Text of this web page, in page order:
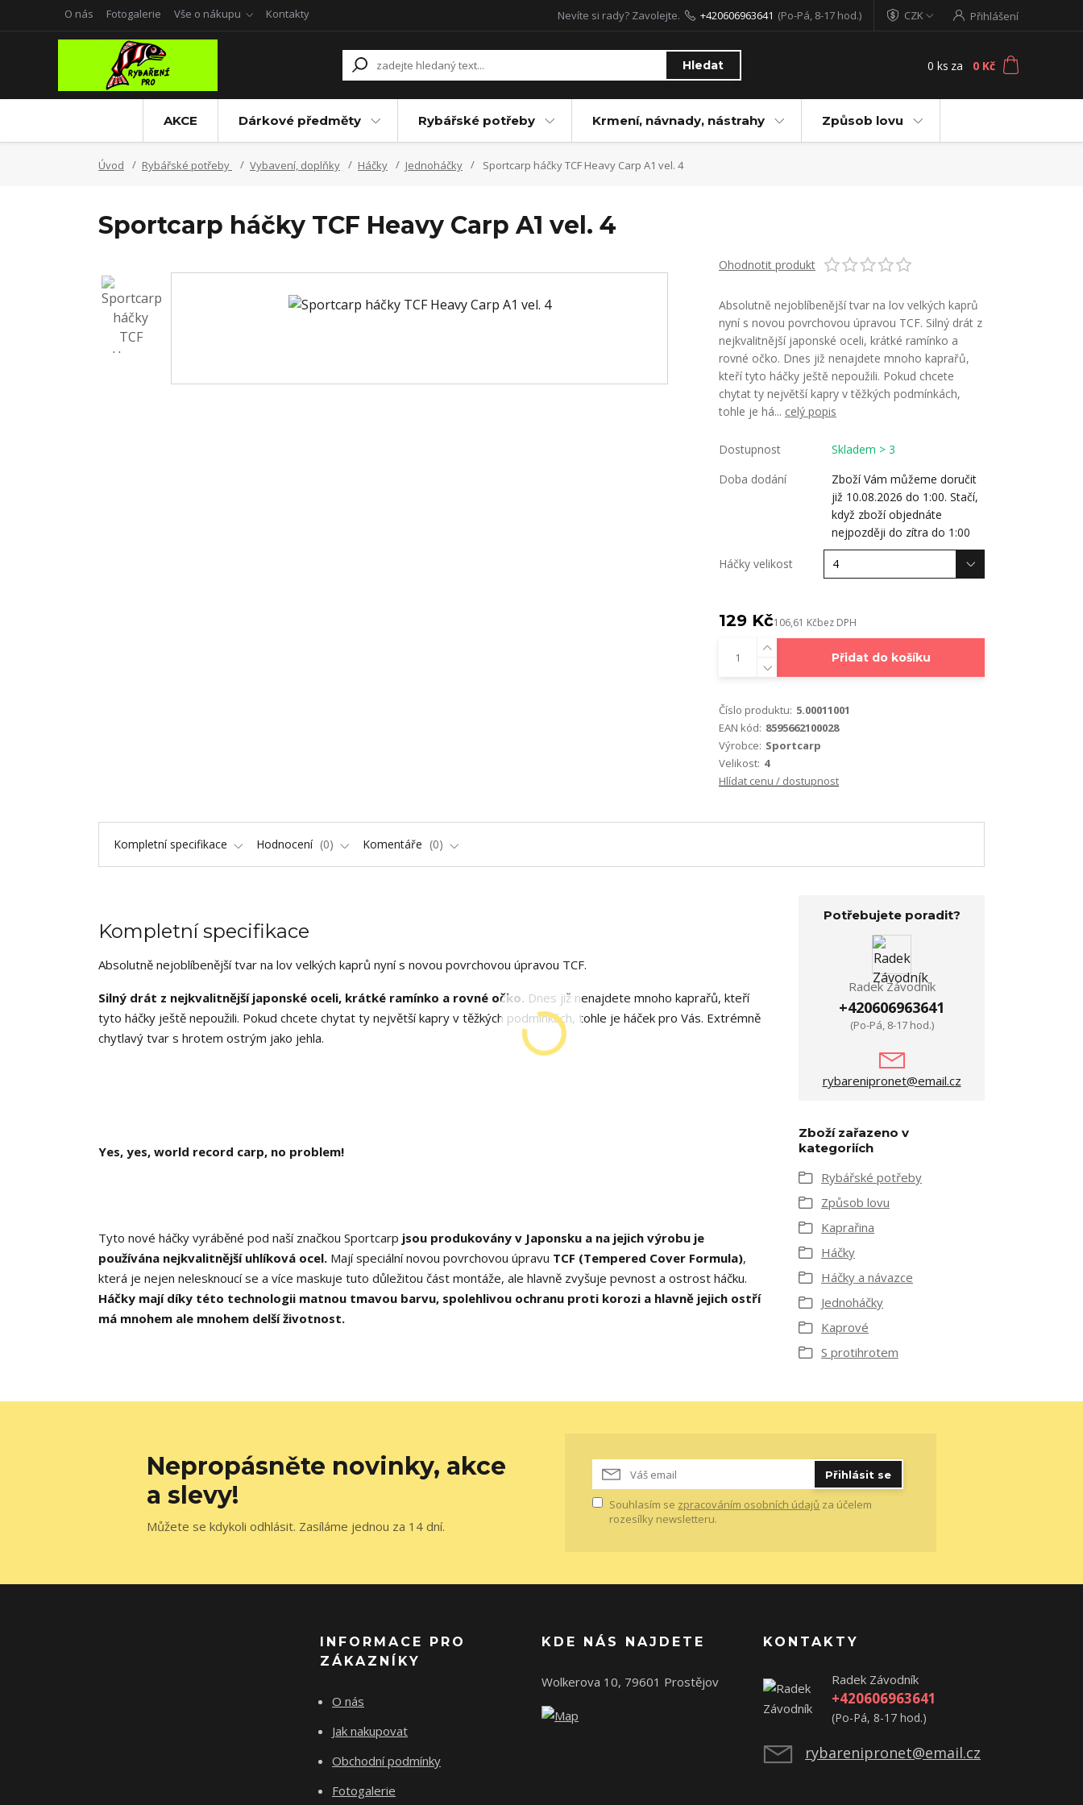
O nás Fotogalerie Vše o nákupu Kontakty CZK Přihlášení
Hledat
Nevíte si rady? Zavolejte. +420606963641 (Po-Pá, 8-17 hod.)
0 ks za 0 Kč
AKCE Dárkové předměty Rybářské potřeby Krmení, návnady, nástrahy Způsob lovu
Úvod Rybářské potřeby Vybavení, doplňky Háčky Jednoháčky Sportcarp háčky TCF Heavy Carp A1 vel. 4
Sportcarp háčky TCF Heavy Carp A1 vel. 4
Ohodnotit produkt
Absolutně nejoblíbenější tvar na lov velkých kaprů
nyní s novou povrchovou úpravou TCF. Silný drát z
nejkvalitnější japonské oceli, krátké ramínko a
rovné očko. Dnes již nenajdete mnoho kaprařů,
kteří tyto háčky ještě nepoužili. Pokud chcete
chytat ty největší kapry v těžkých podmínkách,
tohle je há... celý popis
Dostupnost
Skladem > 3
Doba dodání
Zboží Vám můžeme doručit
již 10.08.2026 do 1:00. Stačí,
když zboží objednáte
nejpozději do zítra do 1:00
Háčky velikost
129 Kč106,61 Kčbez DPH
Přidat do košíku
Číslo produktu: 5.00011001
EAN kód: 8595662100028
Výrobce: Sportcarp
Velikost: 4
Hlídat cenu / dostupnost
Kompletní specifikace Hodnocení 0 Komentáře 0
Kompletní specifikace
Absolutně nejoblíbenější tvar na lov velkých kaprů nyní s novou povrchovou úpravou TCF.
Silný drát z nejkvalitnější japonské oceli, krátké ramínko a rovné očko. Dnes již nenajdete mnoho kaprařů, kteří
tyto háčky ještě nepoužili. Pokud chcete chytat ty největší kapry v těžkých podmínkách, tohle je háček pro Vás. Extrémně
chytlavý tvar s hrotem ostrým jako jehla.
Yes, yes, world record carp, no problem!
Tyto nové háčky vyráběné pod naší značkou Sportcarp jsou produkovány v Japonsku a na jejich výrobu je
používána nejkvalitnější uhlíková ocel. Mají speciální novou povrchovou úpravu TCF (Tempered Cover Formula),
která je nejen nelesknoucí se a více maskuje tuto důležitou část montáže, ale hlavně zvyšuje pevnost a ostrost háčku.
Háčky mají díky této technologii matnou tmavou barvu, spolehlivou ochranu proti korozi a hlavně jejich ostří
má mnohem ale mnohem delší životnost.
Potřebujete poradit?
Radek Závodník
+420606963641
(Po-Pá, 8-17 hod.)
rybarenipronet@email.cz
Zboží zařazeno v
kategoriích
Rybářské potřeby
Způsob lovu
Kaprařina
Háčky
Háčky a návazce
Jednoháčky
Kaprové
S protihrotem
Nepropásněte novinky, akce
a slevy!
Můžete se kdykoli odhlásit. Zasíláme jednou za 14 dní.
Přihlásit se
Souhlasím se zpracováním osobních údajů za účelem
rozesílky newsletteru.
INFORMACE PRO
ZÁKAZNÍKY
O nás
Jak nakupovat
Obchodní podmínky
Fotogalerie
KDE NÁS NAJDETE
Wolkerova 10, 79601 Prostějov
KONTAKTY
Radek Závodník
+420606963641
(Po-Pá, 8-17 hod.)
rybarenipronet@email.cz